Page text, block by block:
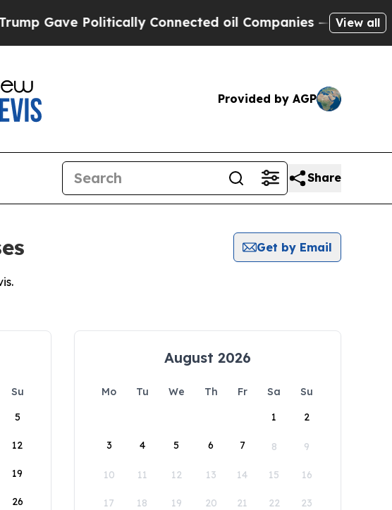
Politically Connected oil Companies — not View all
Provided by AGP
Share
Get by Email
Su
5
12
19
26
August 2026
Mo Tu We Th Fr Sa
Su
1
2
3 4 5 6 7 8 9
10 11 12 13 14 15 16
17 18 19 20 21 22 23